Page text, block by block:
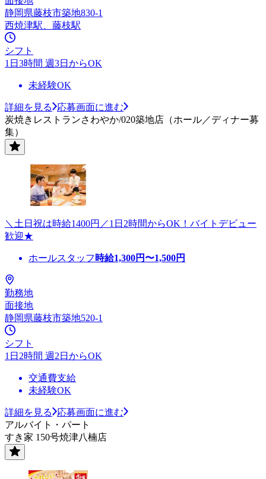
静岡県藤枝市築地830-1
西焼津駅、藤枝駅
シフト
1日3時間 週3日からOK
未経験OK
詳細を見る
応募画面に進む
炭焼きレストランさわやか/020築地店（ホール／ディナー募
集）
＼土日祝は時給1400円／1日2時間からOK！バイトデビュー
歓迎★
ホールスタッフ 時給1,300円〜1,500円
勤務地
面接地
静岡県藤枝市築地520-1
シフト
1日2時間 週2日からOK
交通費支給
未経験OK
詳細を見る
応募画面に進む
アルバイト・パート
すき家 150号焼津八楠店